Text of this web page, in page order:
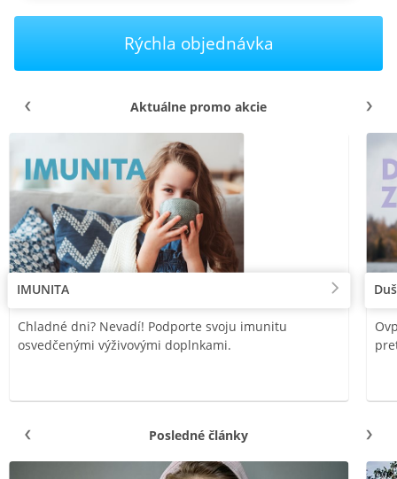
Rýchla objednávka
Aktuálne promo akcie
IMUNITA
Chladné dni? Nevadí! Podporte svoju imunitu
osvedčenými výživovými doplnkami.
Posledné články